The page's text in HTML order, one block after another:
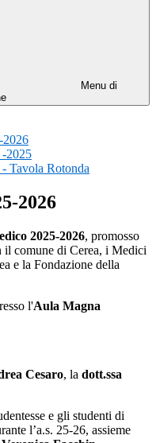
Menu di
2026
2025
Tavola Rotonda
2026
2025-2026, promosso
comune di Cerea, i Medici
e la Fondazione della
l'Aula Magna
Cesaro, la dott.ssa
e gli studenti di
l’a.s. 25-26, assieme